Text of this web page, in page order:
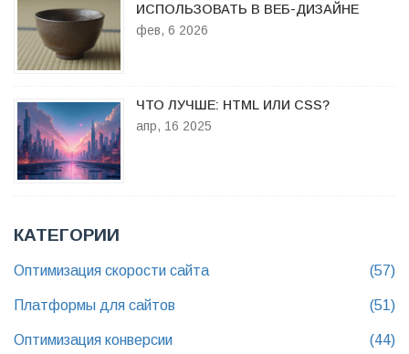
ИСПОЛЬЗОВАТЬ В ВЕБ-ДИЗАЙНЕ
фев, 6 2026
ЧТО ЛУЧШЕ: HTML ИЛИ CSS?
апр, 16 2025
КАТЕГОРИИ
Оптимизация скорости сайта (57)
Платформы для сайтов (51)
Оптимизация конверсии (44)